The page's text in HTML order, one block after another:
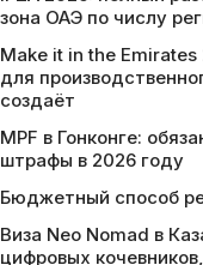
зона ОАЭ по числу
Make it in the
для
создаёт
MPF в Гонконге:
штрафы в 2026 году
Бюджетный способ
Виза Neo Nomad в
цифровых